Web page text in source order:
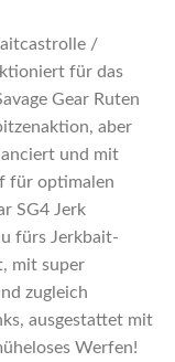
/
für das
Gear Ruten
aber
und mit
für optimalen
SG4 Jerk
fürs Jerkbait-
mit super
zugleich
ausgestattet mit
Werfen!